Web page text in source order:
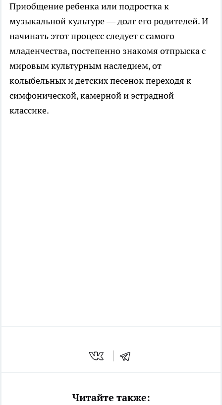
Приобщение ребенка или подростка к
музыкальной культуре — долг его родителей. И
начинать этот процесс следует с самого
младенчества, постепенно знакомя отпрыска с
мировым культурным наследием, от
колыбельных и детских песенок переходя к
симфонической, камерной и эстрадной
классике.
Читайте также: